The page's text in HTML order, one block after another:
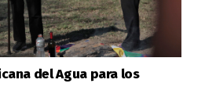
del Agua para los